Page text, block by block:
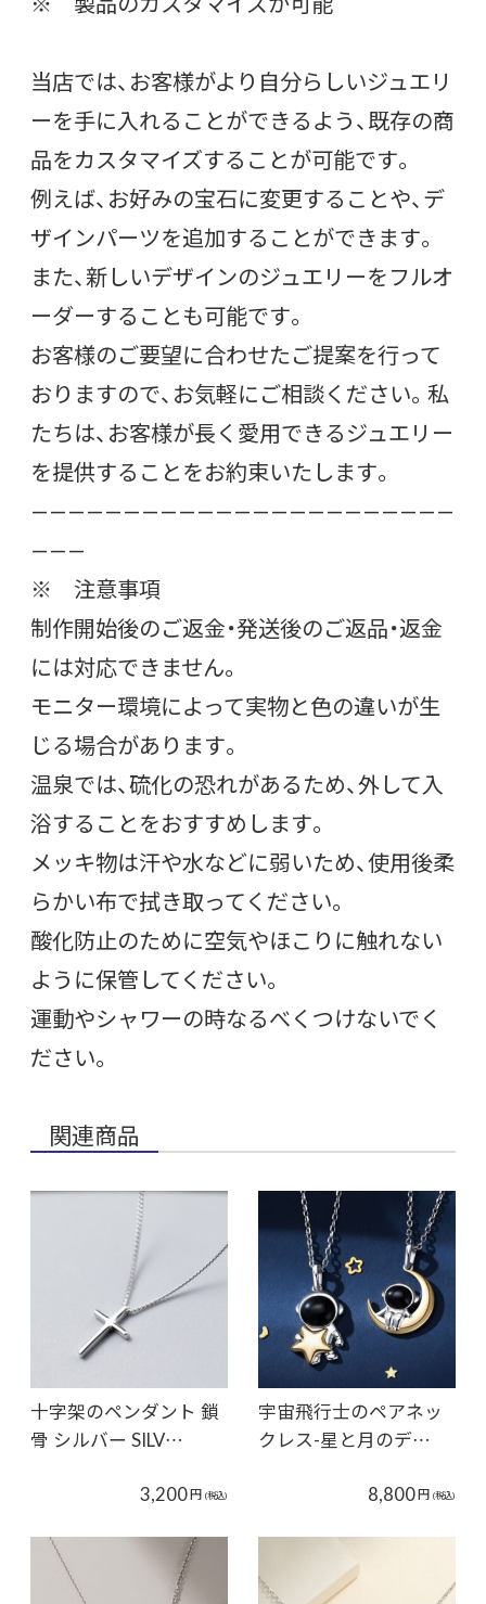
当店では、お客様がより自分らしいジュエリ
ーを手に入れることができるよう、既存の商
品をカスタマイズすることが可能です。
例えば、お好みの宝石に変更することや、デ
ザインパーツを追加することができます。
また、新しいデザインのジュエリーをフルオ
ーダーすることも可能です。
お客様のご要望に合わせたご提案を行って
おりますので、お気軽にご相談ください。私
たちは、お客様が長く愛用できるジュエリー
を提供することをお約束いたします。
———————————————————————
———
※ 注意事項
制作開始後のご返金・発送後のご返品・返金
には対応できません。
モニター環境によって実物と色の違いが生
じる場合があります。
温泉では、硫化の恐れがあるため、外して入
浴することをおすすめします。
メッキ物は汗や水などに弱いため、使用後柔
らかい布で拭き取ってください。
酸化防止のために空気やほこりに触れない
ように保管してください。
運動やシャワーの時なるべくつけないでく
ださい。
関連商品
十字架のペンダント 鎖
骨 シルバー SILV…
3,200円 (税込)
宇宙飛行士のペアネッ
クレス-星と月のデ…
8,800円 (税込)